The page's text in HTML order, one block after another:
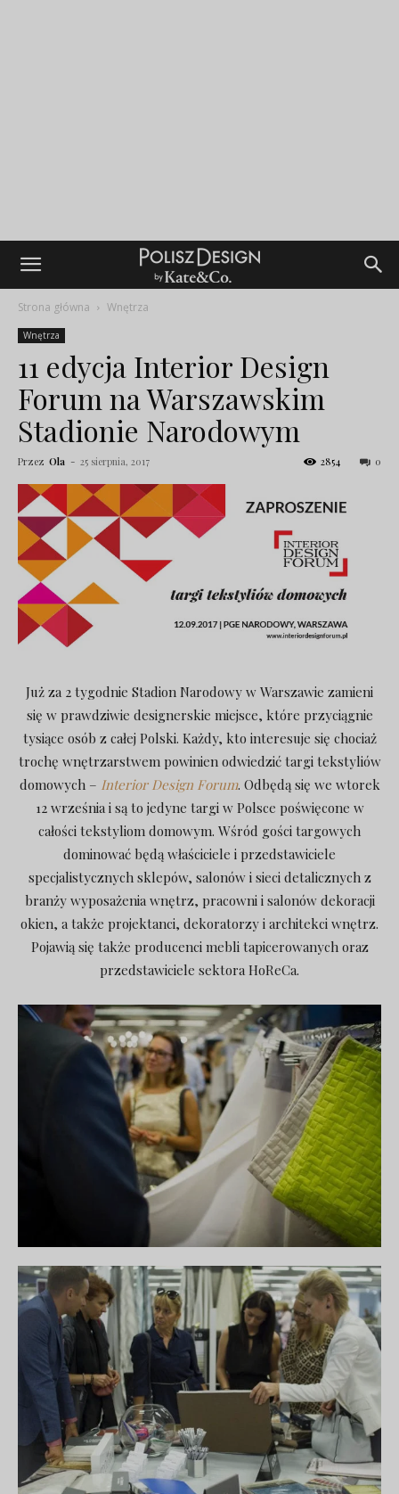
Strona główna Wnętrza
Wnętrza
11 edycja Interior Design
Forum na Warszawskim
Stadionie Narodowym
Przez Ola - 25 sierpnia, 2017 0
2854
Już za 2 tygodnie Stadion Narodowy w Warszawie zamieni
się w prawdziwie designerskie miejsce, które przyciągnie
tysiące osób z całej Polski. Każdy, kto interesuje się chociaż
trochę wnętrzarstwem powinien odwiedzić targi tekstyliów
domowych – Interior Design Forum. Odbędą się we wtorek
12 września i są to jedyne targi w Polsce poświęcone w
całości tekstyliom domowym. Wśród gości targowych
dominować będą właściciele i przedstawiciele
specjalistycznych sklepów, salonów i sieci detalicznych z
branży wyposażenia wnętrz, pracowni i salonów dekoracji
okien, a także projektanci, dekoratorzy i architekci wnętrz.
Pojawią się także producenci mebli tapicerowanych oraz
przedstawiciele sektora HoReCa.